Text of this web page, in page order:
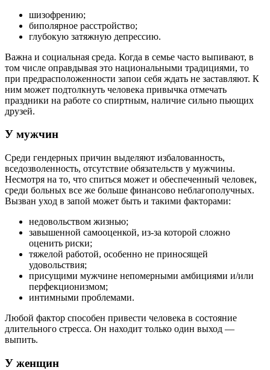
шизофрению;
биполярное расстройство;
глубокую затяжную депрессию.
Важна и социальная среда. Когда в семье часто выпивают, в
том числе оправдывая это национальными традициями, то
при предрасположенности запои себя ждать не заставляют. К
ним может подтолкнуть человека привычка отмечать
праздники на работе со спиртным, наличие сильно пьющих
друзей.
У мужчин
Среди гендерных причин выделяют избалованность,
вседозволенность, отсутствие обязательств у мужчины.
Несмотря на то, что спиться может и обеспеченный человек,
среди больных все же больше финансово неблагополучных.
Вызван уход в запой может быть и такими факторами:
недовольством жизнью;
завышенной самооценкой, из-за которой сложно
оценить риски;
тяжелой работой, особенно не приносящей
удовольствия;
присущими мужчине непомерными амбициями и/или
перфекционизмом;
интимными проблемами.
Любой фактор способен привести человека в состояние
длительного стресса. Он находит только один выход —
выпить.
У женщин